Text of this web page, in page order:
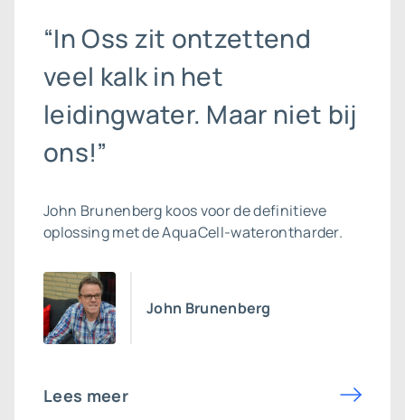
“In Oss zit ontzettend
veel kalk in het
leidingwater. Maar niet bij
ons!”
John Brunenberg koos voor de definitieve
oplossing met de AquaCell-waterontharder.
John Brunenberg
Lees meer